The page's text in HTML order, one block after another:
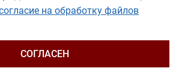
на обработку файлов
СОГЛАСЕН
зарегистрировано Федеральной
сфере связи, информационных технологий
(Роскомнадзор). Регистрационный
редактор – Филиппов О. Ю.